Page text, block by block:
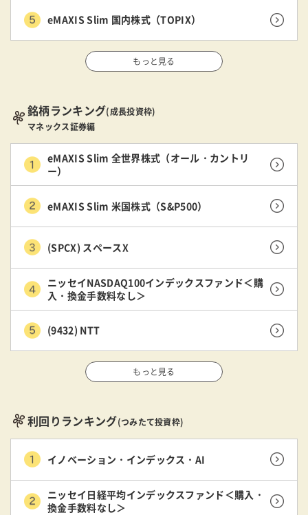
eMAXIS Slim 国内株式（TOPIX）
もっと見る
銘柄ランキング(成長投資枠)
マネックス証券編
eMAXIS Slim 全世界株式（オール・カントリ
ー）
eMAXIS Slim 米国株式（S&P500）
(SPCX) スペースX
ニッセイNASDAQ100インデックスファンド＜購
入・換金手数料なし＞
(9432) NTT
もっと見る
利回りランキング(つみたて投資枠)
イノベーション・インデックス・AI
ニッセイ日経平均インデックスファンド＜購入・
換金手数料なし＞